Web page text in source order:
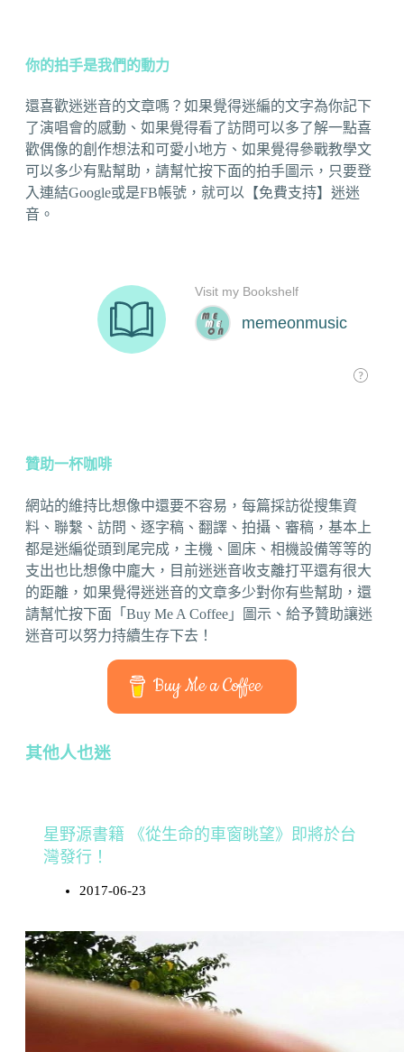
你的拍手是我們的動力
還喜歡迷迷音的文章嗎？如果覺得迷編的文字為你記下
了演唱會的感動、如果覺得看了訪問可以多了解一點喜
歡偶像的創作想法和可愛小地方、如果覺得參戰教學文
可以多少有點幫助，請幫忙按下面的拍手圖示，只要登
入連結Google或是FB帳號，就可以【免費支持】迷迷
音。
贊助一杯咖啡
網站的維持比想像中還要不容易，每篇採訪從搜集資
料、聯繫、訪問、逐字稿、翻譯、拍攝、審稿，基本上
都是迷編從頭到尾完成，主機、圖床、相機設備等等的
支出也比想像中龐大，目前迷迷音收支離打平還有很大
的距離，如果覺得迷迷音的文章多少對你有些幫助，還
請幫忙按下面「Buy Me A Coffee」圖示、給予贊助讓迷
迷音可以努力持續生存下去！
Buy Me a Coffee
其他人也迷
星野源書籍 《從生命的車窗眺望》即將於台
灣發行！
2017-06-23